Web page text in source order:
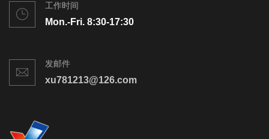
工作时间
Mon.-Fri. 8:30-17:30
发邮件
xu781213@126.com